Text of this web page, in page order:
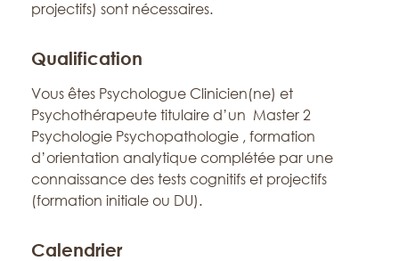
projectifs) sont nécessaires.
Qualification
Vous êtes Psychologue Clinicien(ne) et
Psychothérapeute titulaire d’un Master 2
Psychologie Psychopathologie , formation
d’orientation analytique complétée par une
connaissance des tests cognitifs et projectifs
(formation initiale ou DU).
Calendrier